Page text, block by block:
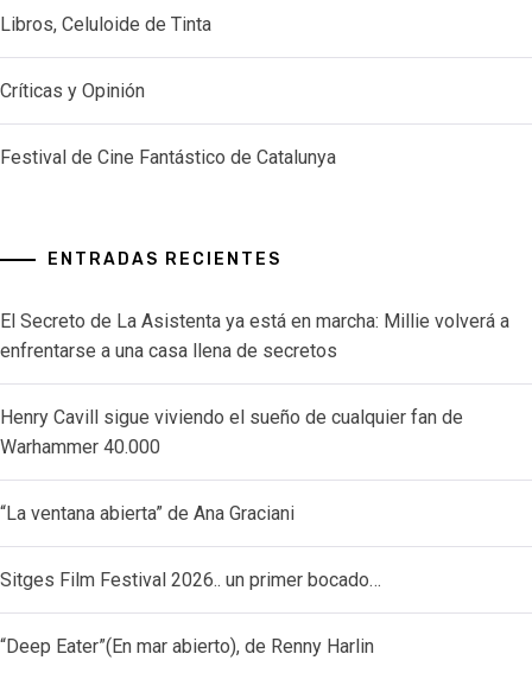
Libros, Celuloide de Tinta
Críticas y Opinión
Festival de Cine Fantástico de Catalunya
ENTRADAS RECIENTES
El Secreto de La Asistenta ya está en marcha: Millie volverá a
enfrentarse a una casa llena de secretos
Henry Cavill sigue viviendo el sueño de cualquier fan de
Warhammer 40.000
“La ventana abierta” de Ana Graciani
Sitges Film Festival 2026.. un primer bocado…
“Deep Eater”(En mar abierto), de Renny Harlin